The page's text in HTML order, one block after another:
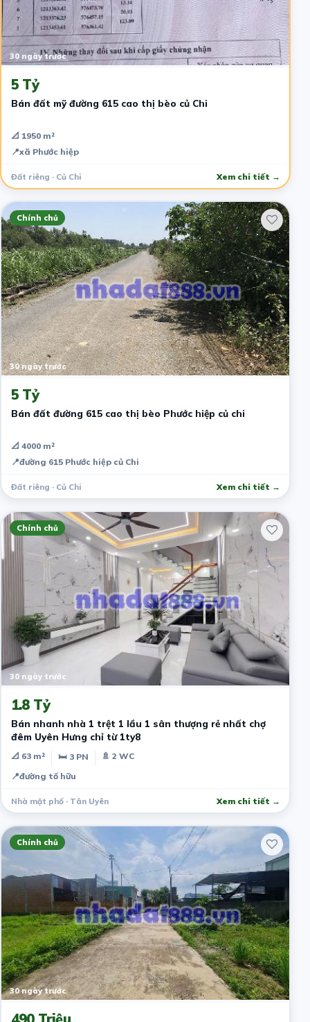
30 ngày trước
5 Tỷ
Bán đất mỹ đường 615 cao thị bèo củ Chi
📐 1950 m²
📍xã Phước hiệp
Đất riêng · Củ Chi Xem chi tiết →
Chính chủ
30 ngày trước
5 Tỷ
Bán đất đường 615 cao thị bèo Phước hiệp củ chi
📐 4000 m²
📍đường 615 Phước hiệp củ Chi
Đất riêng · Củ Chi Xem chi tiết →
Chính chủ
30 ngày trước
1.8 Tỷ
Bán nhanh nhà 1 trệt 1 lầu 1 sân thượng rẻ nhất chợ
đêm Uyên Hưng chỉ từ 1ty8
📐 63 m² 🛏 3 PN
🚿 2 WC
📍đường tố hữu
Nhà mặt phố · Tân Uyên Xem chi tiết →
Chính chủ
30 ngày trước